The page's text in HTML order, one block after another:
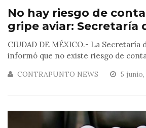
No hay riesgo de
gripe aviar: Secretaría
CIUDAD DE MÉXICO.- La Secretaría
informó que no existe riesgo de
CONTRAPUNTO NEWS 5 junio,